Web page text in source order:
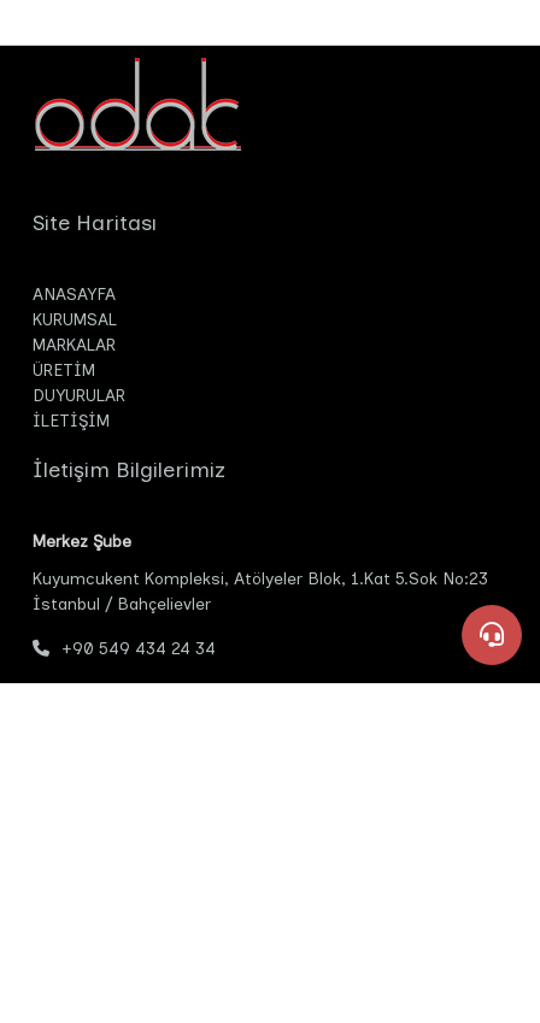
Site Haritası
ANASAYFA
KURUMSAL
MARKALAR
ÜRETİM
DUYURULAR
İLETİŞİM
İletişim Bilgilerimiz
Merkez Şube
Kuyumcukent Kompleksi, Atölyeler Blok, 1.Kat 5.Sok No:23
İstanbul / Bahçelievler
+90 549 434 24 34